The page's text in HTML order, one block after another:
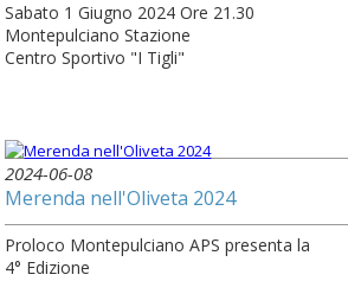
Sabato 1 Giugno 2024 Ore 21.30
Montepulciano Stazione
Centro Sportivo "I Tigli"
2024-06-08
Merenda nell'Oliveta 2024
Proloco Montepulciano APS presenta la
4° Edizione